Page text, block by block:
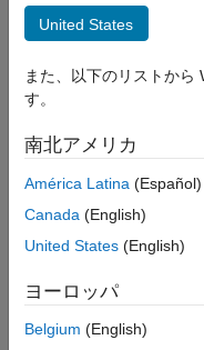
United States
また、以下のリストから
す。
南北アメリカ
América Latina (Español)
Canada (English)
United States (English)
ヨーロッパ
Belgium (English)
トラストセンター